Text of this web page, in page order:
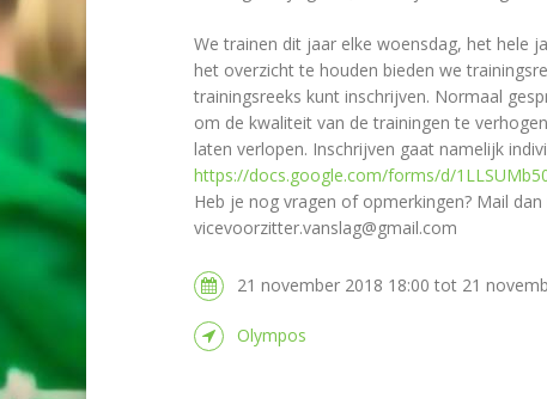
We trainen dit jaar elke woensdag, het hele
het overzicht te houden bieden we
trainingsreeks kunt inschrijven. Normaal
om de kwaliteit van de trainingen te
laten verlopen. Inschrijven gaat namelijk
https://docs.google.com/forms/d/
Heb je nog vragen of opmerkingen? Mail
vicevoorzitter.vanslag@gmail.com
21 november 2018 18:00 tot 21
Olympos